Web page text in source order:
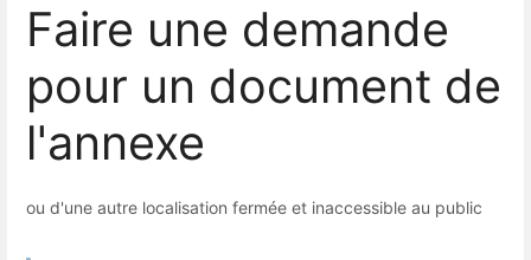
Faire une demande
pour un document de
l'annexe
ou d'une autre localisation fermée et inaccessible au public